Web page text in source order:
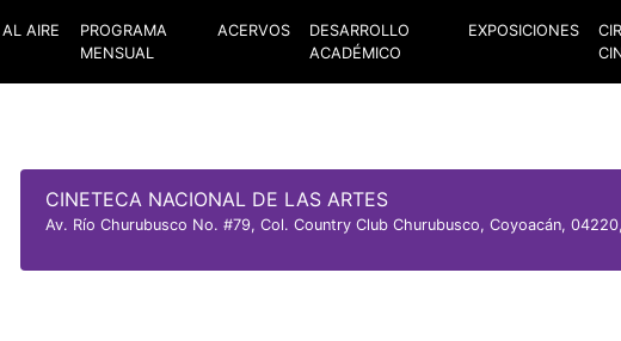
AIRE
PROGRAMA
MENSUAL
ACERVOS
DESARROLLO
ACADÉMICO
EXPOSICIONES
CINETECA NACIONAL DE LAS ARTES
Av. Río Churubusco No. #79, Col. Country Club Churubusco, Coyoacán,